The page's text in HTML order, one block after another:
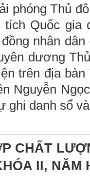
phóng Thủ
tích Quốc gia
nhân
dương
trên địa
Nguyễn
ghi danh sổ
CHẤT
II, NĂM